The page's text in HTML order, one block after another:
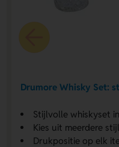
Drumore Whisky Set:
Stijlvolle whiskyset
Kies uit meerdere
Drukpositie op elk